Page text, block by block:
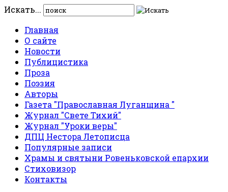
Искать...
Главная
О сайте
Новости
Публицистика
Проза
Поэзия
Авторы
Газета "Православная Луганщина "
Журнал "Свете Тихий"
Журнал "Уроки веры"
ДПЦ Нестора Летописца
Популярные записи
Храмы и святыни Ровеньковской епархии
Стиховизор
Контакты